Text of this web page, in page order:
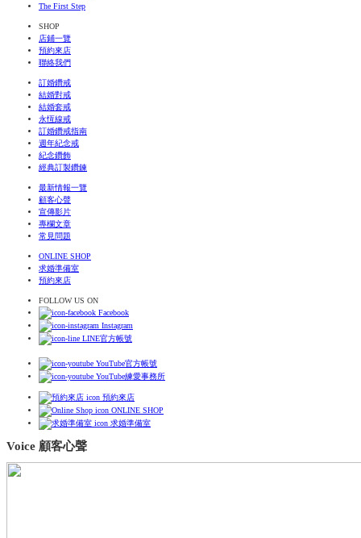
The First Step
SHOP
店鋪一覽
預約來店
聯絡我們
訂婚鑽戒
結婚對戒
結婚套戒
永恆線戒
訂婚鑽戒指南
週年紀念戒
紀念鑽飾
經典訂製鑽鍊
最新情報一覽
顧客心聲
宣傳影片
專欄文章
常見問題
ONLINE SHOP
求婚準備室
預約來店
FOLLOW US ON
Facebook
Instagram
LINE官方帳號
YouTube官方帳號
YouTube練愛事務所
預約來店
ONLINE SHOP
求婚準備室
Voice 顧客心聲